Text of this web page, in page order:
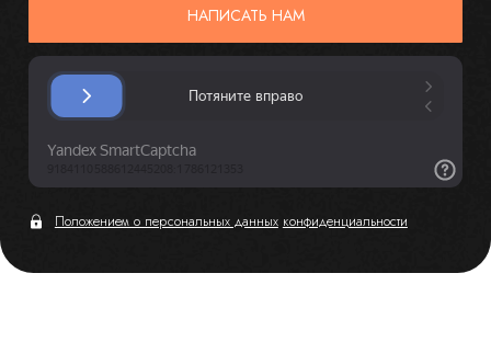
НАПИСАТЬ НАМ
Положением о персональных данных конфиденциальности